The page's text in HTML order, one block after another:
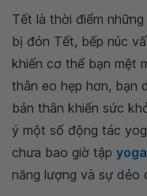
Tết là thời điểm
bị đón Tết, bếp núc
khiến cơ thể bạn mệt
thân eo hẹp hơn, bạn
bản thân khiến sức
ý một số động tác
chưa bao giờ tập yoga
năng lượng và sự dẻo